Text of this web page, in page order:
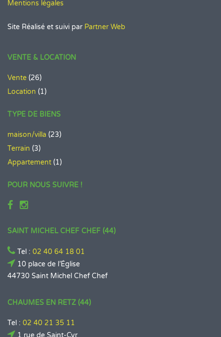
Mentions légales
Site Réalisé et suivi par Partner Web
VENTE & LOCATION
Vente (26)
Location (1)
TYPE DE BIENS
maison/villa (23)
Terrain (3)
Appartement (1)
POUR NOUS SUIVRE !
SAINT MICHEL CHEF CHEF (44)
Tel : 02 40 64 18 01
10 place de l’Église
44730 Saint Michel Chef Chef
CHAUMES EN RETZ (44)
Tel : 02 40 21 35 11
1 rue de Saint-Cyr